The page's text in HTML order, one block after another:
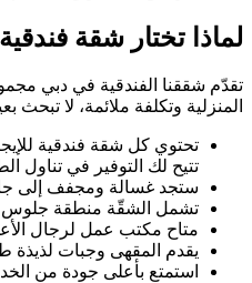
لماذا تختار شقة
تقدّم شققنا الفندقية في دبي
المنزلية وتكلفة ملائمة، لا تبحث
تحتوي كل شقة فندقية
تتيح لك التوفير في تناول
ستجد غسالة ومجفف إلى
تشمل الشقّة منطقة جلوس
متاح مكتب عمل لرجال
يقدم المقهى وجبات لذيذة
استمتع بأعلى جودة من الخدمات الفندقيّة المنتظرة.